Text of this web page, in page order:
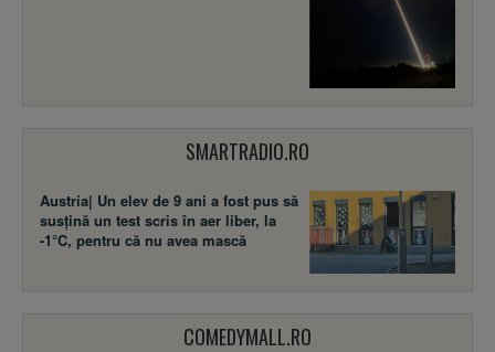
SMARTRADIO.RO
Austria| Un elev de 9 ani a fost pus să
susţină un test scris în aer liber, la
-1°C, pentru că nu avea mască
COMEDYMALL.RO